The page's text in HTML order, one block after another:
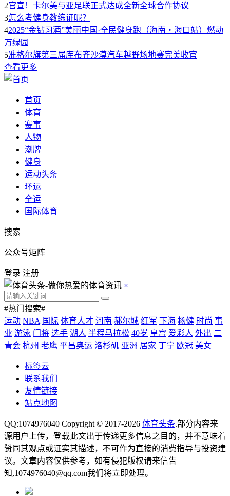
2官宣！卡尔美与亚足联正式达成全新全球合作协议
3怎么考健身教练证呢？
42025“金钻习酒”美丽中国·全民健身跑（海南・海口站）燃动
万绿园
5准格尔旗第三届库布齐沙漠汽车越野场地赛完美收官
查看更多
首页
体育
赛事
人物
潮牌
健身
运动头条
环运
全运
国际体育
搜索
公众号矩阵
登录|注册
×
#热门搜索#
运动 NBA 国际 体育人才 河南 郝尔城 红军 下海 杨健 时尚 事
业 游泳 门将 选手 湖人 半程马拉松 40岁 皇宫 爱彩人 外出 二
青会 杭州 老鹰 平昌奥运 洛杉矶 亚洲 居家 丁宁 欧冠 美女
标签云
联系我们
友情链接
站点地图
QQ:1074976040 Copyright © 2017-2026 体育头条.部分内容来
源用户上传，登载此文出于传递更多信息之目的，并不意味着
赞同其观点或证实其描述，不可作为直接的消费指导与投资建
议。文章内容仅供参考，如有侵犯版权请来信告
知,1074976040@qq.com我们将立即处理。